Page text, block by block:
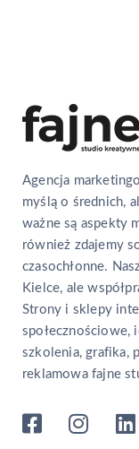
Agencja
myślą o średnich,
ważne są aspekty
również zdajemy
czasochłonne.
Kielce, ale
Strony i sklepy
społecznościowe,
szkolenia, grafika,
reklamowa fajne